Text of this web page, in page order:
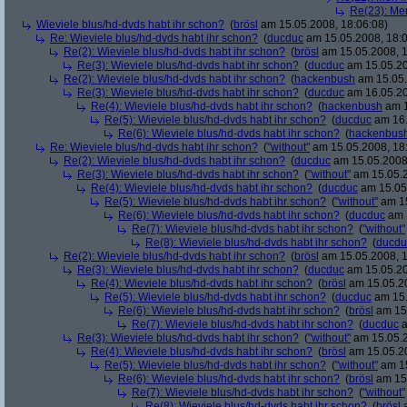
Re(23):
Wieviele blus/hd-dvds habt ihr schon? (brösl am 15.05.2008, 18:06:08)
Re: Wieviele blus/hd-dvds habt ihr schon? (ducduc am 15.05.2008,
Re(2): Wieviele blus/hd-dvds habt ihr schon? (brösl am 15.05.2008,
Re(3): Wieviele blus/hd-dvds habt ihr schon? (ducduc am
Re(2): Wieviele blus/hd-dvds habt ihr schon? (hackenbush am
Re(3): Wieviele blus/hd-dvds habt ihr schon? (ducduc am
Re(4): Wieviele blus/hd-dvds habt ihr schon? (hackenbush am
Re(5): Wieviele blus/hd-dvds habt ihr schon? (ducduc am
Re(6): Wieviele blus/hd-dvds habt ihr schon? (
Re: Wieviele blus/hd-dvds habt ihr schon? ("without" am 15.05.2008,
Re(2): Wieviele blus/hd-dvds habt ihr schon? (ducduc am
Re(3): Wieviele blus/hd-dvds habt ihr schon? ("without" am
Re(4): Wieviele blus/hd-dvds habt ihr schon? (ducduc am
Re(5): Wieviele blus/hd-dvds habt ihr schon? ("without" am
Re(6): Wieviele blus/hd-dvds habt ihr schon? (ducduc am
Re(7): Wieviele blus/hd-dvds habt ihr schon? ("without"
Re(8): Wieviele blus/hd-dvds habt ihr schon? (
Re(2): Wieviele blus/hd-dvds habt ihr schon? (brösl am 15.05.2008,
Re(3): Wieviele blus/hd-dvds habt ihr schon? (ducduc am
Re(4): Wieviele blus/hd-dvds habt ihr schon? (brösl am
Re(5): Wieviele blus/hd-dvds habt ihr schon? (ducduc am
Re(6): Wieviele blus/hd-dvds habt ihr schon? (brösl am
Re(7): Wieviele blus/hd-dvds habt ihr schon? (ducduc
Re(3): Wieviele blus/hd-dvds habt ihr schon? ("without" am
Re(4): Wieviele blus/hd-dvds habt ihr schon? (brösl am
Re(5): Wieviele blus/hd-dvds habt ihr schon? ("without" am
Re(6): Wieviele blus/hd-dvds habt ihr schon? (brösl am
Re(7): Wieviele blus/hd-dvds habt ihr schon? ("without"